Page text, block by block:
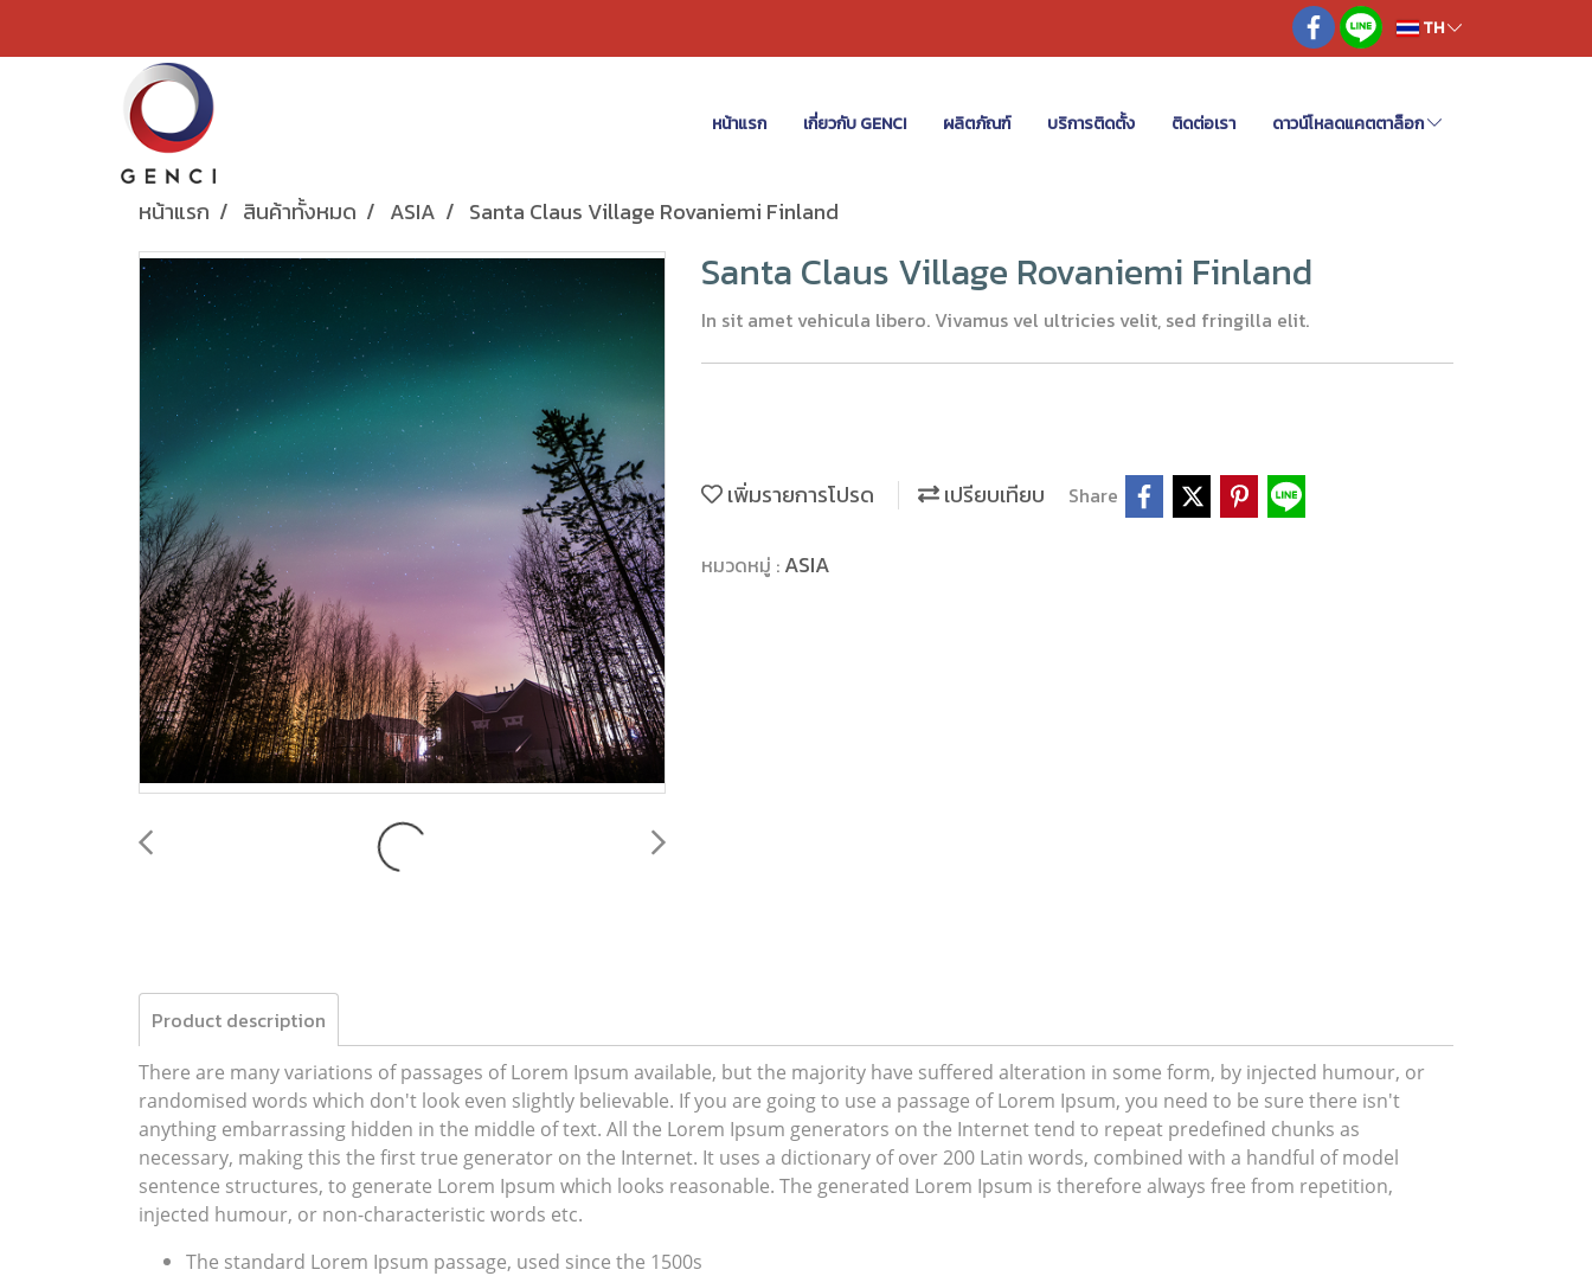
TH
หน้าแรก เกี่ยวกับ GENCI ผลิตภัณฑ์ บริการติดตั้ง ติดต่อเรา ดาวน์โหลดแคตตาล็อก
หน้าแรก สินค้าทั้งหมด ASIA Santa Claus Village Rovaniemi Finland
Santa Claus Village Rovaniemi Finland
In sit amet vehicula libero. Vivamus vel ultricies velit, sed fringilla elit.
เพิ่มรายการโปรด เปรียบเทียบ Share
หมวดหมู่ : ASIA
Product description
There are many variations of passages of Lorem Ipsum available, but the majority have suffered alteration in some form, by injected humour, or
randomised words which don't look even slightly believable. If you are going to use a passage of Lorem Ipsum, you need to be sure there isn't
anything embarrassing hidden in the middle of text. All the Lorem Ipsum generators on the Internet tend to repeat predefined chunks as
necessary, making this the first true generator on the Internet. It uses a dictionary of over 200 Latin words, combined with a handful of model
sentence structures, to generate Lorem Ipsum which looks reasonable. The generated Lorem Ipsum is therefore always free from repetition,
injected humour, or non-characteristic words etc.
The standard Lorem Ipsum passage, used since the 1500s